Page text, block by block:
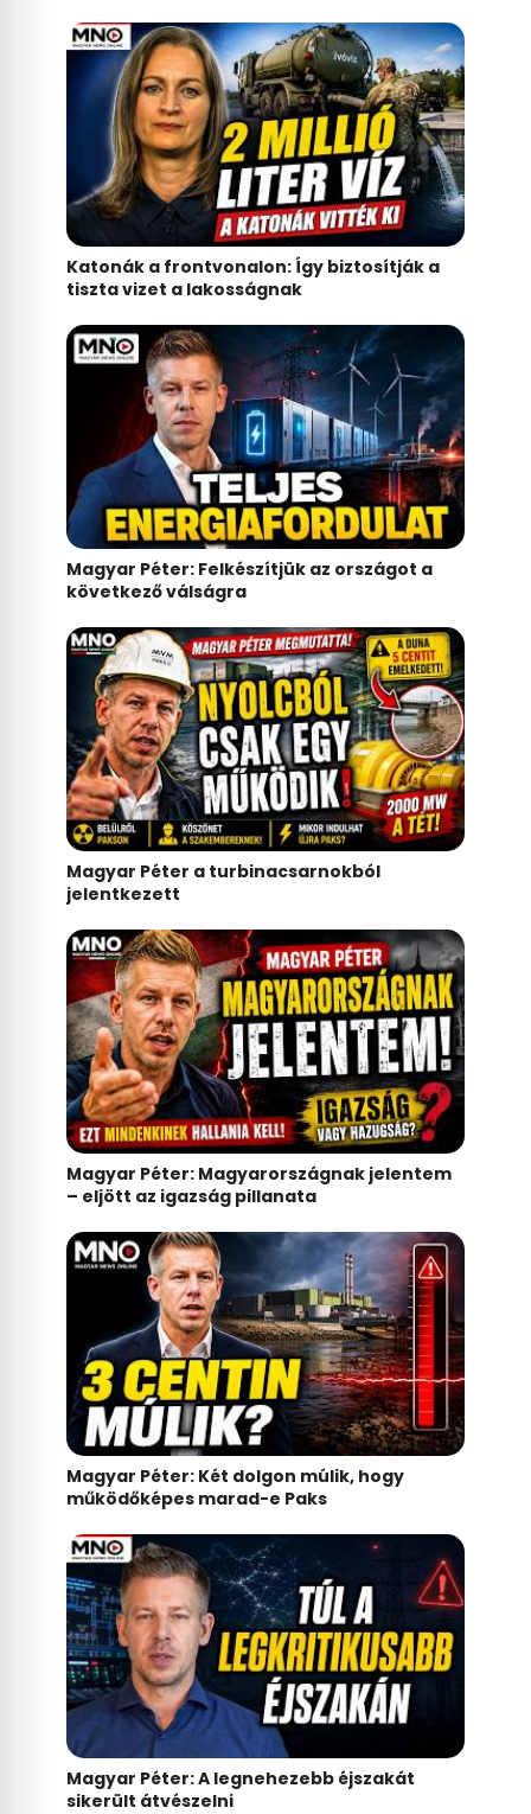
Katonák a frontvonalon: Így biztosítják a
tiszta vizet a lakosságnak
Magyar Péter: Felkészítjük az országot a
következő válságra
Magyar Péter a turbinacsarnokból
jelentkezett
Magyar Péter: Magyarországnak jelentem
– eljött az igazság pillanata
Magyar Péter: Két dolgon múlik, hogy
működőképes marad-e Paks
Magyar Péter: A legnehezebb éjszakát
sikerült átvészelni